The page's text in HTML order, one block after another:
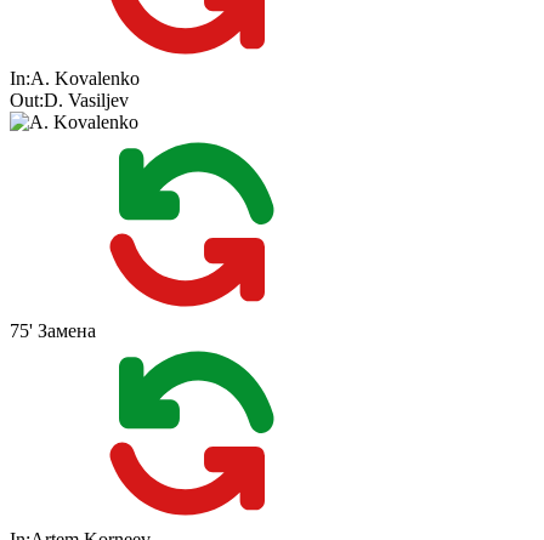
In:A. Kovalenko
Out:D. Vasiljev
75' Замена